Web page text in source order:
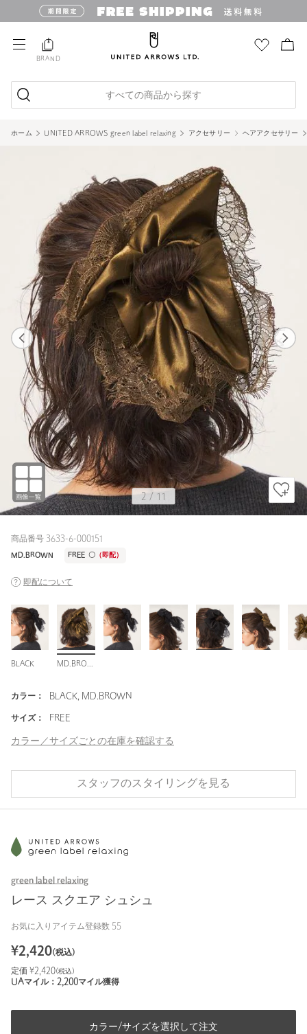
BRAND
すべての商品から探す
ホーム UNITED ARROWS green label relaxing アクセサリー ヘアアクセサリー
2 / 11
商品番号 3633-6-000151
MD.BROWN FREE 〇（即配）
即配について
BLACK
カラー： BLACK, MD.BROWN
サイズ： FREE
カラー／サイズごとの在庫を確認する
スタッフのスタイリングを見る
green label relaxing
レース スクエア シュシュ
お気に入りアイテム登録数 55
¥2,420(税込)
定価 ¥2,420(税込)
UAマイル： 2,200マイル獲得
カラー/サイズを選択して注文
2
BLACK
1 11
BLACK / FREE
160cm